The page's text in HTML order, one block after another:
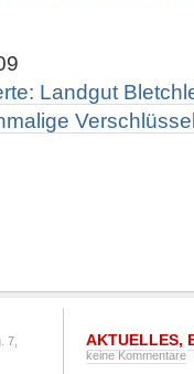
Landgut
7,
AKTUELLES,
keine Kommentare